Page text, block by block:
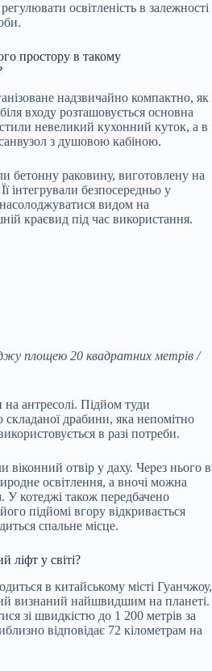
освітленість в залежності
простору в такому
надзвичайно компактно, як
входу розташовується основна
невеликий кухонний куток, а в
з душовою кабіною.
бетонну раковину, виготовлену на
інтегрували безпосередньо у
видом на
краєвид під час використання.
площею 20 квадратних метрів /
антресолі. Підйом туди
драбини, яка непомітно
в разі потреби.
отвір у даху. Через нього в
освітлення, а вночі можна
котеджі також передбачено
підйомі вгору відкривається
спальне місце.
у світі?
в китайському місті Гуанчжоу,
визнаний найшвидшим на планеті.
зі швидкістю до 1 200 метрів за
відповідає 72 кілометрам на